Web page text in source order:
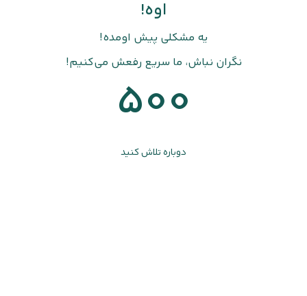
اوه!
یه مشکلی پیش اومده!
نگران نباش، ما سریع رفعش می‌کنیم!
500
دوباره تلاش کنید